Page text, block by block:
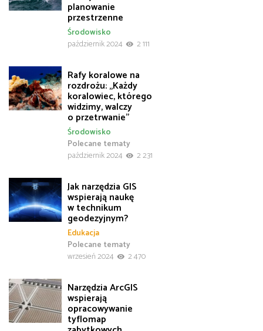
planowanie
przestrzenne
Środowisko
październik 2024
2 111
Rafy koralowe na
rozdrożu: „Każdy
koralowiec, którego
widzimy, walczy
o przetrwanie”
Polecane tematy
Środowisko
październik 2024
2 231
Jak narzędzia GIS
wspierają naukę
w technikum
geodezyjnym?
Edukacja
Polecane tematy
wrzesień 2024
2 470
Narzędzia ArcGIS
wspierają
opracowywanie
tyflomap